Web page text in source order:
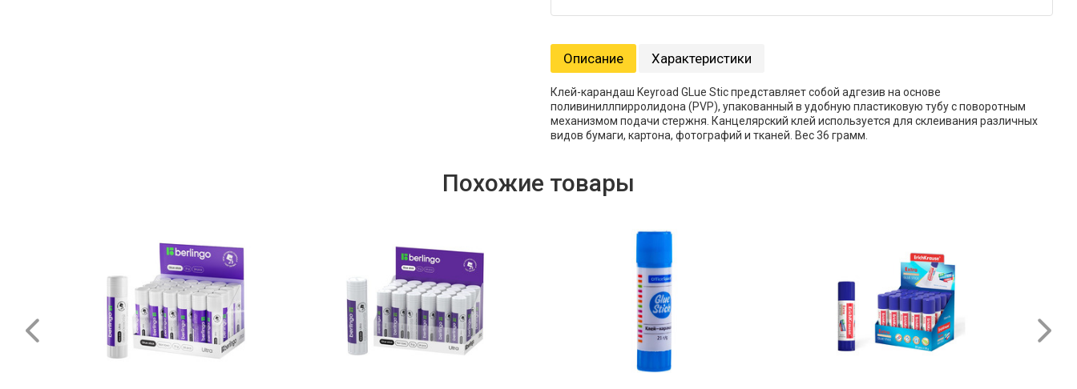
Описание Характеристики
Клей-карандаш Keyroad GLue Stic представляет собой адгезив на основе
поливиниллпирролидона (PVP), упакованный в удобную пластиковую тубу с поворотным
механизмом подачи стержня. Канцелярский клей используется для склеивания различных
видов бумаги, картона, фотографий и тканей. Вес 36 грамм.
Похожие товары